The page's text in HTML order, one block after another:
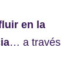
en la
… a través